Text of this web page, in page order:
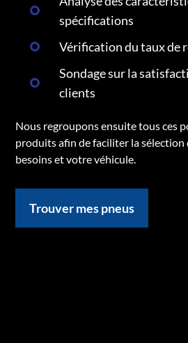
spécifications
Vérification du taux de
Sondage sur la
clients
Nous regroupons ensuite tous ces
produits afin de faciliter la sélection
besoins et votre véhicule.
Trouver mes pneus